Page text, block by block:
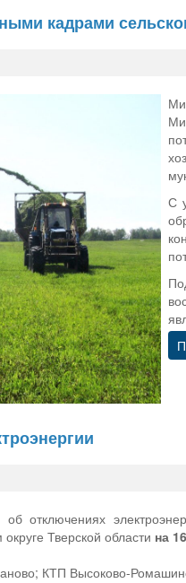
кадрами
С
об отключениях
округе Тверской области на
КТП Высоково-